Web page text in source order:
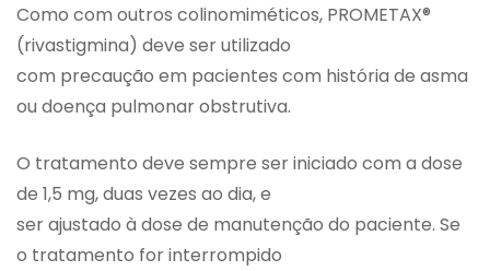
Como com outros colinomiméticos, PROMETAX®
(rivastigmina) deve ser utilizado
com precaução em pacientes com história de asma
ou doença pulmonar obstrutiva.
O tratamento deve sempre ser iniciado com a dose
de 1,5 mg, duas vezes ao dia, e
ser ajustado à dose de manutenção do paciente. Se
o tratamento for interrompido